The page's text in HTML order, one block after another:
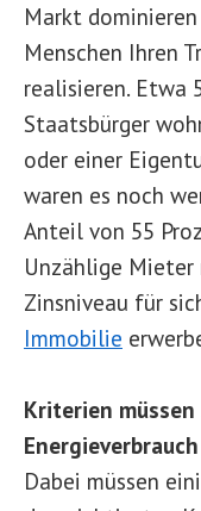
Markt
Menschen Ihren
realisieren. Etwa
Staatsbürger
oder einer
waren es noch
Anteil von 55
Unzählige Mieter
Zinsniveau für
Immobilie
Kriterien
Dabei müssen